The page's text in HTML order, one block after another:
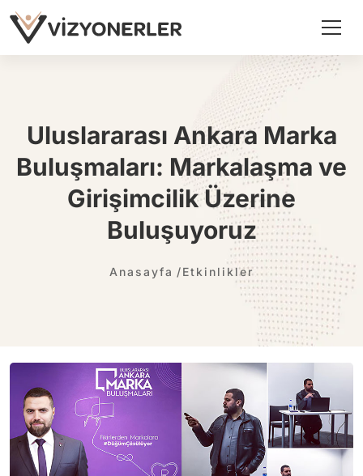
Uluslararası Ankara Marka
Buluşmaları: Markalaşma ve
Girişimcilik Üzerine
Buluşuyoruz
Anasayfa Etkinlikler